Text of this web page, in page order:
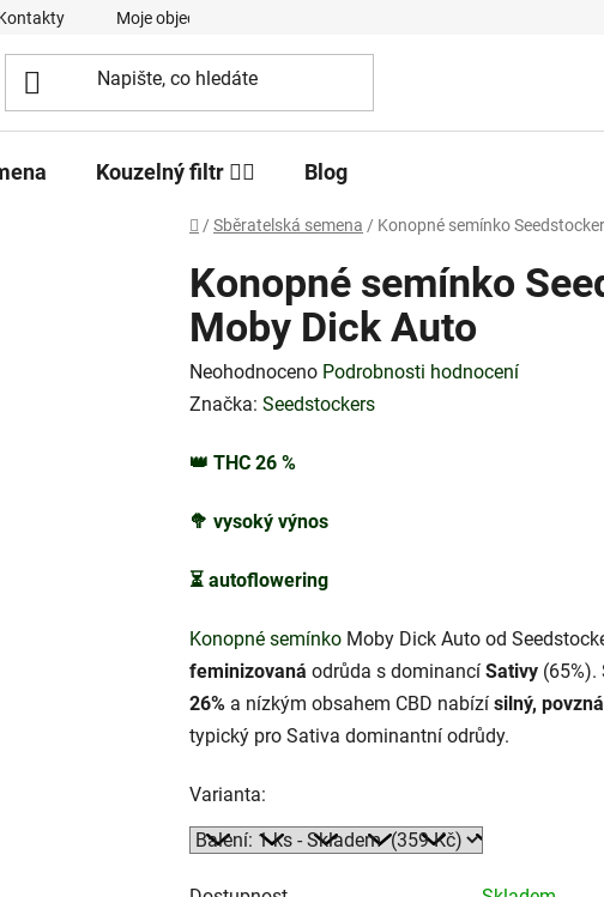
Moje objednávka
Kouzelný filtr 🧙‍♂️ Blog
Domů
/ Sběratelská semena / Konopné semínko
Konopné semínko
Moby Dick Auto
Průměrné
hodnocení
je
z
Neohodnoceno Podrobnosti hodnocení
Značka: Seedstockers
👑 THC 26 %
🥦 vysoký výnos
⏳ autoflowering
Konopné semínko Moby Dick Auto od
feminizovaná odrůda s dominancí Sativy (65%).
26% a nízkým obsahem CBD nabízí silný,
typický pro Sativa dominantní odrůdy.
Varianta: